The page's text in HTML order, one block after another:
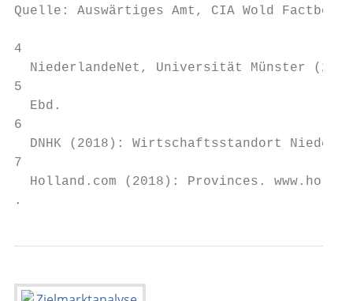
Quelle: Auswärtiges Amt, CIA Wold Factbook,
4
NiederlandeNet, Universität Münster
5
  Ebd.
6
DNHK (2018): Wirtschaftsstandort
7
Holland.com (2018): Provinces.
.